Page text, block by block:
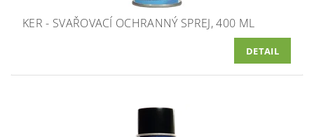
KER - SVAŘOVACÍ OCHRANNÝ SPREJ, 400 ML
DETAIL